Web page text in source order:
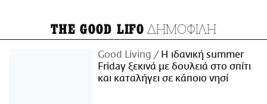
THE GOOD LIFO ΔΗΜΟΦΙΛΗ
Good Living
Η ιδανική summer
Friday ξεκινά με δουλειά στο σπίτι
και καταλήγει σε κάποιο νησί